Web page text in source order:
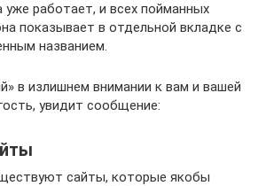
уже работает, и всех пойманных
показывает в отдельной вкладке с
названием.
в излишнем внимании к вам и вашей
увидит сообщение:
сайты, которые якобы